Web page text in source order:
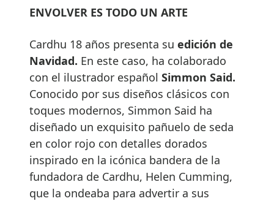
ENVOLVER ES TODO UN ARTE
Cardhu 18 años presenta su edición de
Navidad. En este caso, ha colaborado
con el ilustrador español Simmon Said.
Conocido por sus diseños clásicos con
toques modernos, Simmon Said ha
diseñado un exquisito pañuelo de seda
en color rojo con detalles dorados
inspirado en la icónica bandera de la
fundadora de Cardhu, Helen Cumming,
que la ondeaba para advertir a sus